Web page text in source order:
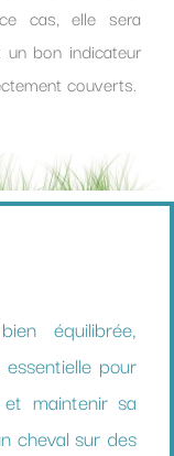
cas, elle sera
un bon indicateur
couverts.
équilibrée,
pour
maintenir sa
cheval sur des